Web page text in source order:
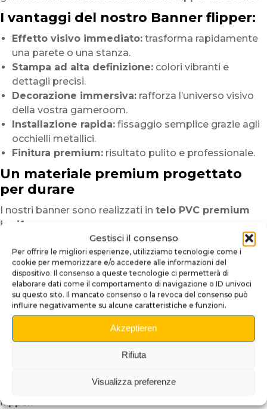
Gestisci il consenso
Per offrire le migliori esperienze, utilizziamo tecnologie come i
cookie per memorizzare e/o accedere alle informazioni del
dispositivo. Il consenso a queste tecnologie ci permetterà di
elaborare dati come il comportamento di navigazione o ID univoci
su questo sito. Il mancato consenso o la revoca del consenso può
influire negativamente su alcune caratteristiche e funzioni.
Akzeptieren
Rifiuta
Visualizza preferenze
I vantaggi del nostro Banner flipper:
Effetto visivo immediato: trasforma rapidamente
una parete o una stanza.
Stampa ad alta definizione: colori vibranti e
dettagli precisi.
Decorazione immersiva: rafforza l’universo visivo
della vostra gameroom.
Installazione rapida: fissaggio semplice grazie agli
occhielli metallici.
Finitura premium: risultato pulito e professionale.
Un materiale premium progettato
per durare
I nostri banner sono realizzati in telo PVC premium
ignifugo
Questo materiale offre un’eccellente durata nel tempo
e una qualità di stampa
particolarmente elevata. La superficie valorizza colori,
sfumature ed effetti luminosi per ottenere un risultato
visivo intenso e immersivo.
Ogni banner possiede unbordo perimetrale
oltre aquattro occhielli metallici.
In questo modo è possibile appenderlo facilmente in
officina, showroom o durante un evento dedicato al
flipper.